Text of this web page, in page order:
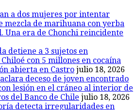
a dos mujeres por intentar
mezcla de marihuana con yerba
Una era de Chonchi reincidente
detiene a 3 sujetos en
con 5 millones en cocaína
abierta en Castro julio 18, 2026
deceso de joven encontrado
lesión en el cráneo al interior de
del Banco de Chile julio 18, 2026
detecta irregularidades en